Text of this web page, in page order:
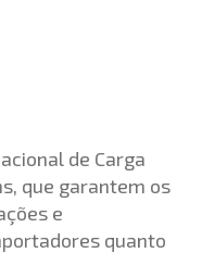
de Carga
, que garantem os
e
quanto